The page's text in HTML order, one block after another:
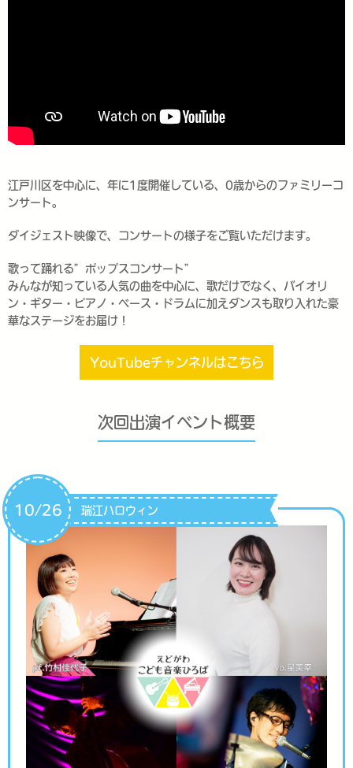
江戸川区を中心に、年に1度開催している、0歳からのファミリーコ
ンサート。
ダイジェスト映像で、コンサートの様子をご覧いただけます。
歌って踊れる”ポップスコンサート”
みんなが知っている人気の曲を中心に、歌だけでなく、バイオリ
ン・ギター・ピアノ・ベース・ドラムに加えダンスも取り入れた豪
華なステージをお届け！
YouTubeチャンネルはこちら
次回出演イベント概要
瑞江ハロウィン
10/26